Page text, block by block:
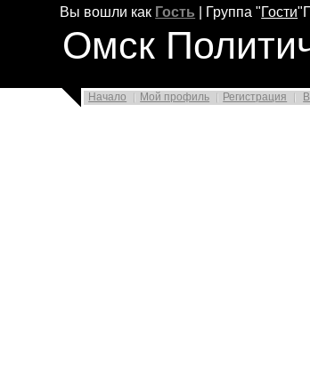
Вы вошли как Гость Группа "Гости"
Омск
Начало Мой профиль Регистрация